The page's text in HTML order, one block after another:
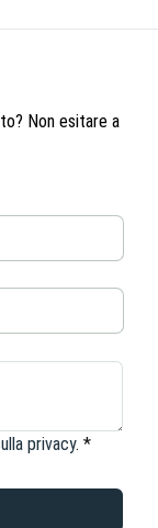
Non esitare a
privacy. *